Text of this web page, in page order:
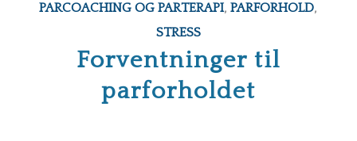
PARCOACHING OG PARTERAPI,PARFORHOLD,
STRESS
Forventninger til
parforholdet